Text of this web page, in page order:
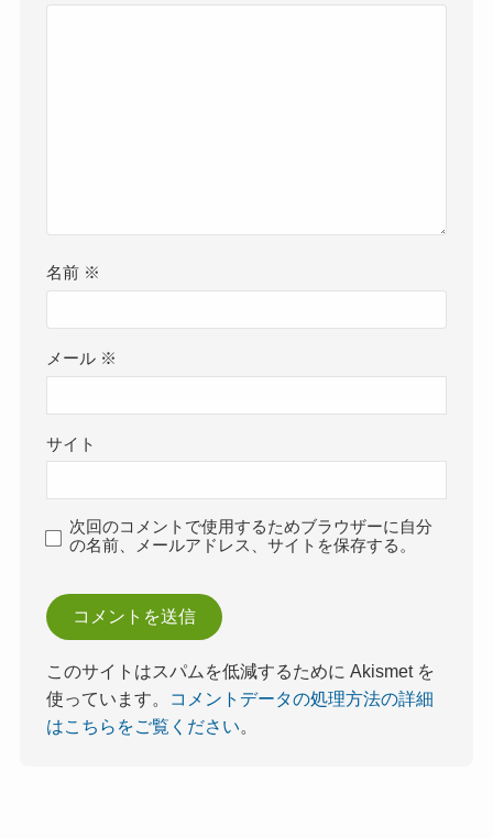
名前 ※
メール ※
サイト
次回のコメントで使用するためブラウザーに自分
の名前、メールアドレス、サイトを保存する。
このサイトはスパムを低減するために Akismet を
使っています。
コメントデータの処理方法の詳細
はこちらをご覧ください。